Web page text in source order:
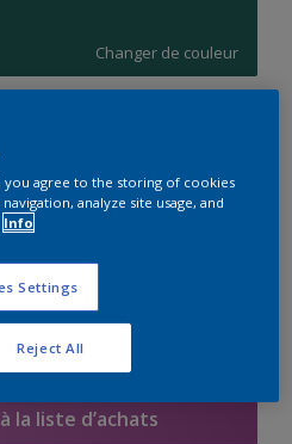
Changer de couleur
de peinture
Calculer
la liste d’achats
you agree to the storing of cookies
analyze site usage, and
Info
Settings
Reject All